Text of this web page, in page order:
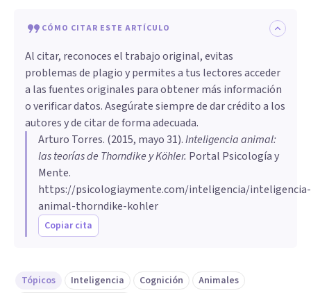
CÓMO CITAR ESTE ARTÍCULO
Al citar, reconoces el trabajo original, evitas
problemas de plagio y permites a tus lectores acceder
a las fuentes originales para obtener más información
o verificar datos. Asegúrate siempre de dar crédito a los
autores y de citar de forma adecuada.
Arturo Torres. (2015, mayo 31).Inteligencia animal:
las teorías de Thorndike y Köhler. Portal Psicología y
Mente.
https://psicologiaymente.com/inteligencia/inteligencia-
animal-thorndike-kohler
Copiar cita
Tópicos Inteligencia Cognición
Animales